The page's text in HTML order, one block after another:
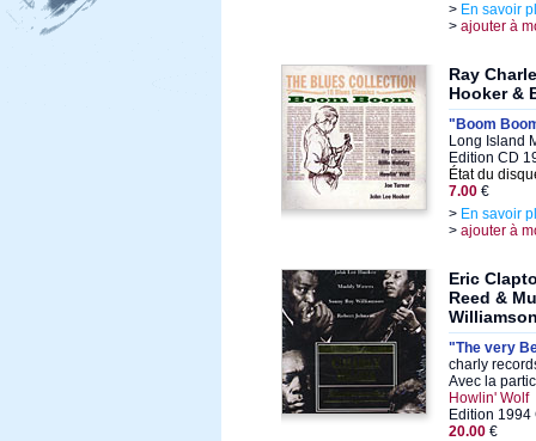
> En savoir
> ajouter à
Ray
Hooker &
"Boom
Long Island
Edition CD
État du
7.00 €
> En savoir
> ajouter à
Eric
Reed &
"The very
charly
Avec la
Howlin' Wolf
Edition 1994
20.00 €